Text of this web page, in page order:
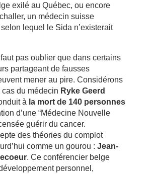
exilé au ­Québec, ou encore
un médecin suisse
lequel le Sida n’existerait
pas oublier que dans certains
partageant de fausses
mener au pire. Considérons
du médecin Ryke Geerd
à la mort de 140 personnes
d’une “Médecine Nouvelle
guérir du cancer.
des théories du complot
comme un gourou : Jean-
. Ce conférencier belge
personnel,